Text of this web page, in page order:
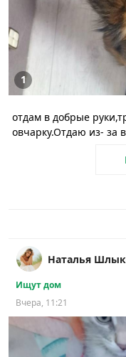
1
отдам в добрые
овчарку.Отдаю из- за
Наталья
Ищут дом
Вчера, 11:21